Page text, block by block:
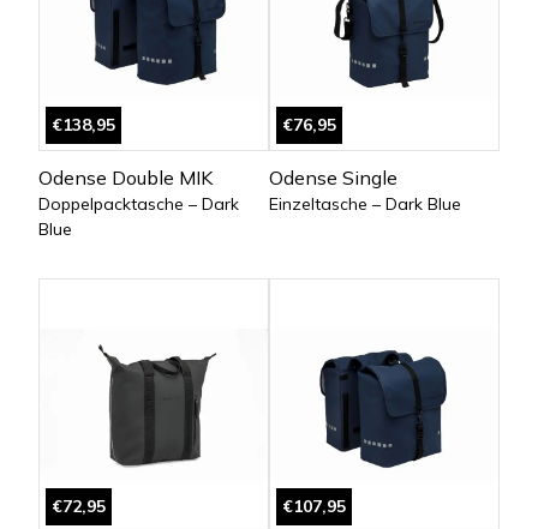
€138,95
Odense Double MIK
Doppelpacktasche – Dark
Blue
€76,95
Odense Single
Einzeltasche – Dark Blue
€72,95 €107,95